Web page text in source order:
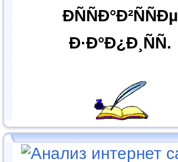
ÐÑÑÐ°Ð²ÑÑÐµ
Ð·Ð°Ð¿Ð¸ÑÑ.